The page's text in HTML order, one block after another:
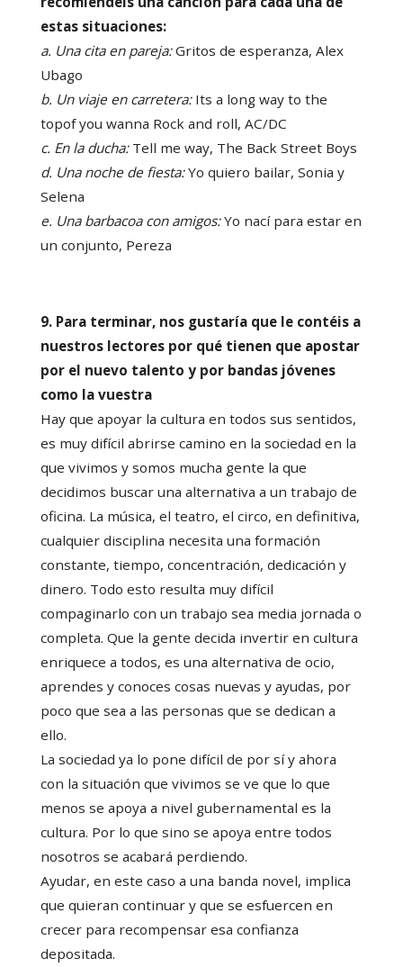
estas situaciones:
a. Una cita en pareja:Gritos de esperanza, Alex
Ubago
b. Un viaje en carretera:Its a long way to the
topof you wanna Rock and roll, AC/DC
c. En la ducha:Tell me way, The Back Street Boys
d. Una noche de fiesta:Yo quiero bailar, Sonia y
Selena
e. Una barbacoa con amigos:Yo nací para estar en
un conjunto, Pereza
9. Para terminar, nos gustaría que le contéis a
nuestros lectores por qué tienen que apostar
por el nuevo talento y por bandas jóvenes
como la vuestra
Hay que apoyar la cultura en todos sus sentidos,
es muy difícil abrirse camino en la sociedad en la
que vivimos y somos mucha gente la que
decidimos buscar una alternativa a un trabajo de
oficina. La música, el teatro, el circo, en definitiva,
cualquier disciplina necesita una formación
constante, tiempo, concentración, dedicación y
dinero. Todo esto resulta muy difícil
compaginarlo con un trabajo sea media jornada o
completa. Que la gente decida invertir en cultura
enriquece a todos, es una alternativa de ocio,
aprendes y conoces cosas nuevas y ayudas, por
poco que sea a las personas que se dedican a
ello.
La sociedad ya lo pone difícil de por sí y ahora
con la situación que vivimos se ve que lo que
menos se apoya a nivel gubernamental es la
cultura. Por lo que sino se apoya entre todos
nosotros se acabará perdiendo.
Ayudar, en este caso a una banda novel, implica
que quieran continuar y que se esfuercen en
crecer para recompensar esa confianza
depositada.